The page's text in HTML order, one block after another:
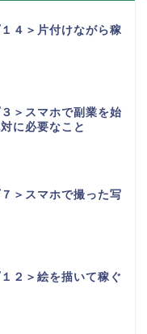
４＞片付けながら稼
＞スマホで副業を始
に必要なこと
＞スマホで撮った写
２＞絵を描いて稼ぐ